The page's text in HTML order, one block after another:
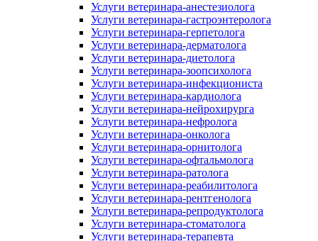
Услуги ветеринара-анестезиолога
Услуги ветеринара-гастроэнтеролога
Услуги ветеринара-герпетолога
Услуги ветеринара-дерматолога
Услуги ветеринара-диетолога
Услуги ветеринара-зоопсихолога
Услуги ветеринара-инфекциониста
Услуги ветеринара-кардиолога
Услуги ветеринара-нейрохирурга
Услуги ветеринара-нефролога
Услуги ветеринара-онколога
Услуги ветеринара-орнитолога
Услуги ветеринара-офтальмолога
Услуги ветеринара-ратолога
Услуги ветеринара-реабилитолога
Услуги ветеринара-рентгенолога
Услуги ветеринара-репродуктолога
Услуги ветеринара-стоматолога
Услуги ветеринара-терапевта